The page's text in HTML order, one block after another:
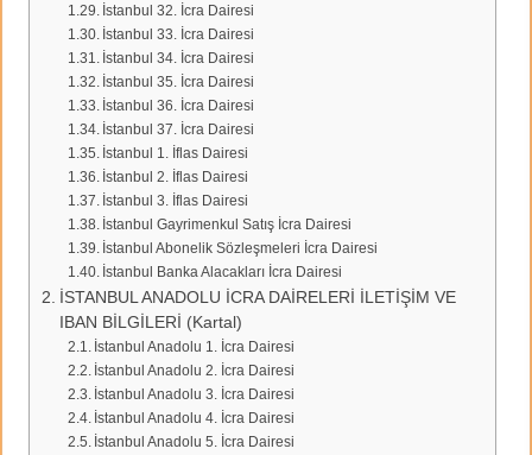
İstanbul 32. İcra Dairesi
İstanbul 33. İcra Dairesi
İstanbul 34. İcra Dairesi
İstanbul 35. İcra Dairesi
İstanbul 36. İcra Dairesi
İstanbul 37. İcra Dairesi
İstanbul 1. İflas Dairesi
İstanbul 2. İflas Dairesi
İstanbul 3. İflas Dairesi
İstanbul Gayrimenkul Satış İcra Dairesi
İstanbul Abonelik Sözleşmeleri İcra Dairesi
İstanbul Banka Alacakları İcra Dairesi
İSTANBUL ANADOLU İCRA DAİRELERİ İLETİŞİM VE
IBAN BİLGİLERİ (Kartal)
İstanbul Anadolu 1. İcra Dairesi
İstanbul Anadolu 2. İcra Dairesi
İstanbul Anadolu 3. İcra Dairesi
İstanbul Anadolu 4. İcra Dairesi
İstanbul Anadolu 5. İcra Dairesi